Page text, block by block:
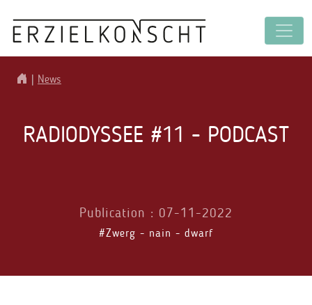
News
RADIODYSSEE #11 - PODCAST
Publication : 07-11-2022
#Zwerg - nain - dwarf